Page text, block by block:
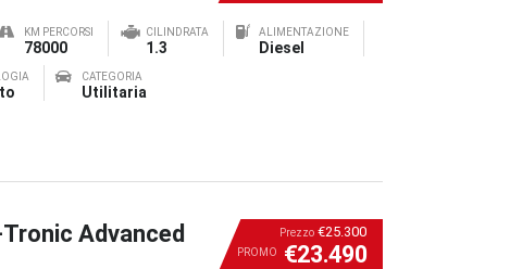
KM PERCORSI
78000
CILINDRATA
1.3
ALIMENTAZIONE
Diesel
CATEGORIA
Utilitaria
Prezzo €25.300
PROMO €23.490
Advanced